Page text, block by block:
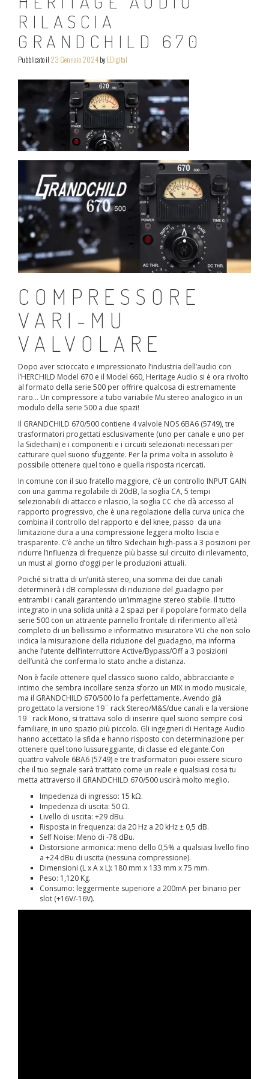
RILASCIA
GRANDCHILD 670
Pubblicato il 23 Gennaio 2024byEDigital
COMPRESSORE
VARI-MU
VALVOLARE
Dopo aver scioccato e impressionato l’industria dell’audio con
l’HERCHILD Model 670 e il Model 660, Heritage Audio si è ora rivolto
al formato della serie 500 per offrire qualcosa di estremamente
raro… Un compressore a tubo variabile Mu stereo analogico in un
modulo della serie 500 a due spazi!
Il GRANDCHILD 670/500 contiene 4 valvole NOS 6BA6 (5749), tre
trasformatori progettati esclusivamente (uno per canale e uno per
la Sidechain) e i componenti e i circuiti selezionati necessari per
catturare quel suono sfuggente. Per la prima volta in assoluto è
possibile ottenere quel tono e quella risposta ricercati.
In comune con il suo fratello maggiore, c’è un controllo INPUT GAIN
con una gamma regolabile di 20dB, la soglia CA, 5 tempi
selezionabili di attacco e rilascio, la soglia CC che dà accesso al
rapporto progressivo, che è una regolazione della curva unica che
combina il controllo del rapporto e del knee, passo da una
limitazione dura a una compressione leggera molto liscia e
trasparente. C’è anche un filtro Sidechain high-pass a 3 posizioni per
ridurre l’influenza di frequenze più basse sul circuito di rilevamento,
un must al giorno d’oggi per le produzioni attuali.
Poiché si tratta di un’unità stereo, una somma dei due canali
determinerà i dB complessivi di riduzione del guadagno per
entrambi i canali garantendo un’immagine stereo stabile. Il tutto
integrato in una solida unità a 2 spazi per il popolare formato della
serie 500 con un attraente pannello frontale di riferimento all’età
completo di un bellissimo e informativo misuratore VU che non solo
indica la misurazione della riduzione del guadagno, ma informa
anche l’utente dell’interruttore Active/Bypass/Off a 3 posizioni
dell’unità che conferma lo stato anche a distanza.
Non è facile ottenere quel classico suono caldo, abbracciante e
intimo che sembra incollare senza sforzo un MIX in modo musicale,
ma il GRANDCHILD 670/500 lo fa perfettamente. Avendo già
progettato la versione 19¨ rack Stereo/M&S/due canali e la versione
19¨ rack Mono, si trattava solo di inserire quel suono sempre così
familiare, in uno spazio più piccolo. Gli ingegneri di Heritage Audio
hanno accettato la sfida e hanno risposto con determinazione per
ottenere quel tono lussureggiante, di classe ed elegante.Con
quattro valvole 6BA6 (5749) e tre trasformatori puoi essere sicuro
che il tuo segnale sarà trattato come un reale e qualsiasi cosa tu
metta attraverso il GRANDCHILD 670/500 uscirà molto meglio.
Impedenza di ingresso: 15 kΩ.
Impedenza di uscita: 50 Ω.
Livello di uscita: +29 dBu.
Risposta in frequenza: da 20 Hz a 20 kHz ± 0,5 dB.
Self Noise: Meno di -78 dBu.
Distorsione armonica: meno dello 0,5% a qualsiasi livello fino
a +24 dBu di uscita (nessuna compressione).
Dimensioni (L x A x L): 180 mm x 133 mm x 75 mm.
Peso: 1,120 Kg.
Consumo: leggermente superiore a 200mA per binario per
slot (+16V/-16V).